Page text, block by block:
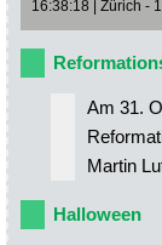
16:38:18 | Zürich -
Am 31.
Martin
Halloween